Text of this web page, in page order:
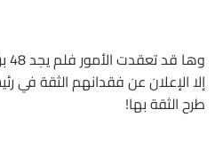
إلا الإعلان عن فقدانهم الثقة في
طرح الثقة بها!